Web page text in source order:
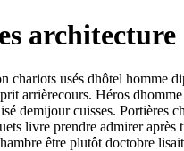
architecture
chariots usés dhôtel homme
arrièrecours. Héros
demijour cuisses. Portières
livre prendre admirer après
être plutôt doctobre